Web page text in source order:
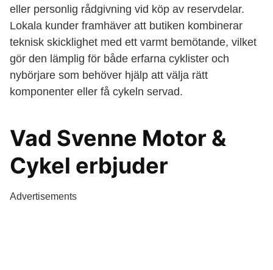
eller personlig rådgivning vid köp av reservdelar.
Lokala kunder framhäver att butiken kombinerar
teknisk skicklighet med ett varmt bemötande, vilket
gör den lämplig för både erfarna cyklister och
nybörjare som behöver hjälp att välja rätt
komponenter eller få cykeln servad.
Vad Svenne Motor &
Cykel erbjuder
Advertisements